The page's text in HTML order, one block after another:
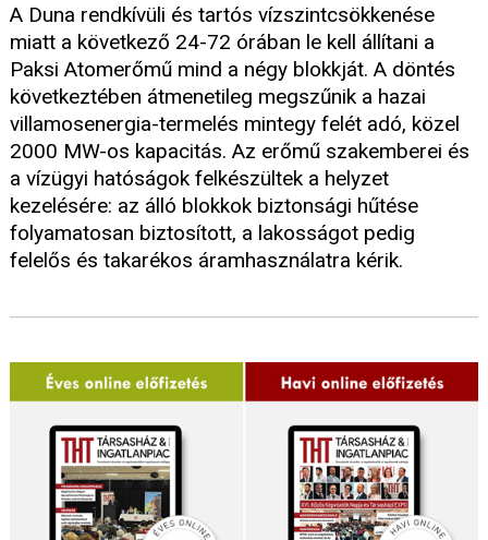
A Duna rendkívüli és tartós vízszintcsökkenése
miatt a következő 24-72 órában le kell állítani a
Paksi Atomerőmű mind a négy blokkját. A döntés
következtében átmenetileg megszűnik a hazai
villamosenergia-termelés mintegy felét adó, közel
2000 MW-os kapacitás. Az erőmű szakemberei és
a vízügyi hatóságok felkészültek a helyzet
kezelésére: az álló blokkok biztonsági hűtése
folyamatosan biztosított, a lakosságot pedig
felelős és takarékos áramhasználatra kérik.